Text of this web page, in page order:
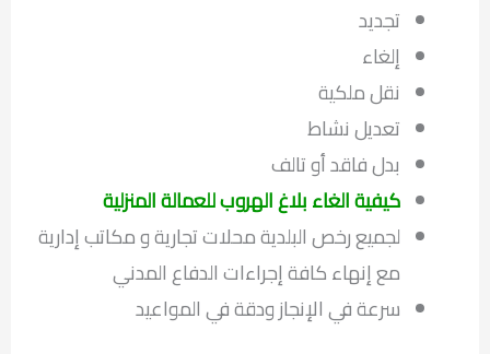
تجديد
إلغاء
نقل ملكية
تعديل نشاط
بدل فاقد أو تالف
كيفية الغاء بلاغ الهروب للعمالة المنزلية
لجميع رخص البلدية محلات تجارية و مكاتب إدارية
مع إنهاء كافة إجراءات الدفاع المدني
سرعة في الإنجاز ودقة في المواعيد